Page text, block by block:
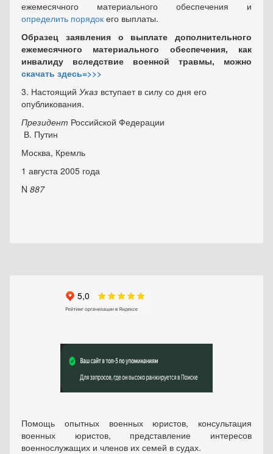
ежемесячного материального обеспечения и
определить порядок его выплаты.
Образец заявления о выплате дополнительного
ежемесячного материального обеспечения, как
инвалиду вследствие военной травмы, можно
скачать здесь=>>>
3. Настоящий Указ вступает в силу со дня его
опубликования.
Президент Российской Федерации
В. Путин
Москва, Кремль
1 августа 2005 года
N 887
Помощь опытных военных юристов, консультация
военных юристов, представление интересов
военнослужащих и членов их семей в судах.